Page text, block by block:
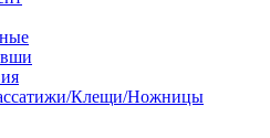
Клещи/Ножницы